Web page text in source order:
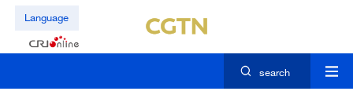
Language
search